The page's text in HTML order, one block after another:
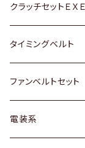
マツダ
三菱
スバル
日野
アストロ（シボレー）
クライスラー
日産
ダイハツ
マツダ
三菱
日産
ホンダ
マツダ
ホンダ
スズキ
ダイハツ
マツダ
クラッチセットＥＸ
ホンダ
スズキ
日産
タイミングベルト
トヨタ
スズキ
ファンベルトセット
トヨタ
電装系